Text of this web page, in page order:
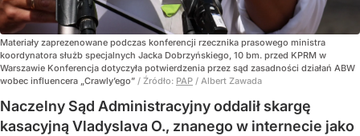
Materiały zaprezenowane podczas konferencji rzecznika prasowego ministra
koordynatora służb specjalnych Jacka Dobrzyńskiego, 10 bm. przed KPRM w
Warszawie Konferencja dotyczyła potwierdzenia przez sąd zasadności działań ABW
wobec influencera „Crawly’ego” / Źródło: PAP / Albert Zawada
Naczelny Sąd Administracyjny oddalił skargę
kasacyjną Vladyslava O., znanego w internecie jako